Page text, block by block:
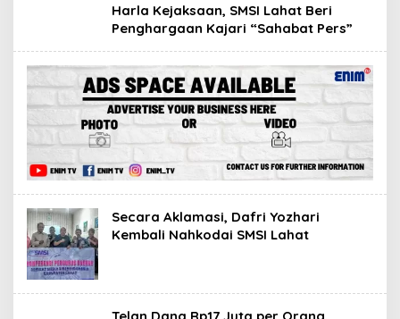
Harla Kejaksaan, SMSI Lahat Beri
Penghargaan Kajari “Sahabat Pers”
Secara Aklamasi, Dafri Yozhari
Kembali Nahkodai SMSI Lahat